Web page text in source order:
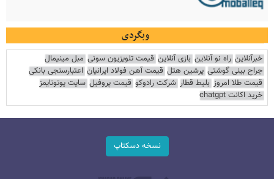
وبگردی
خبرآنلاین راه نو آنلاین بازی آنلاین قیمت تلویزیون سونی مبل مینیمال
جراح بینی گوشتی پرشین هتل قیمت آهن فولاد ایرانیان اعتبارسنجی بانکی
قیمت طلا امروز بلیط قطار شرکت رادوکو قیمت پروفیل سایت یوتوتایمز
خرید اکانت chatgpt
نسخه دسکتاپ